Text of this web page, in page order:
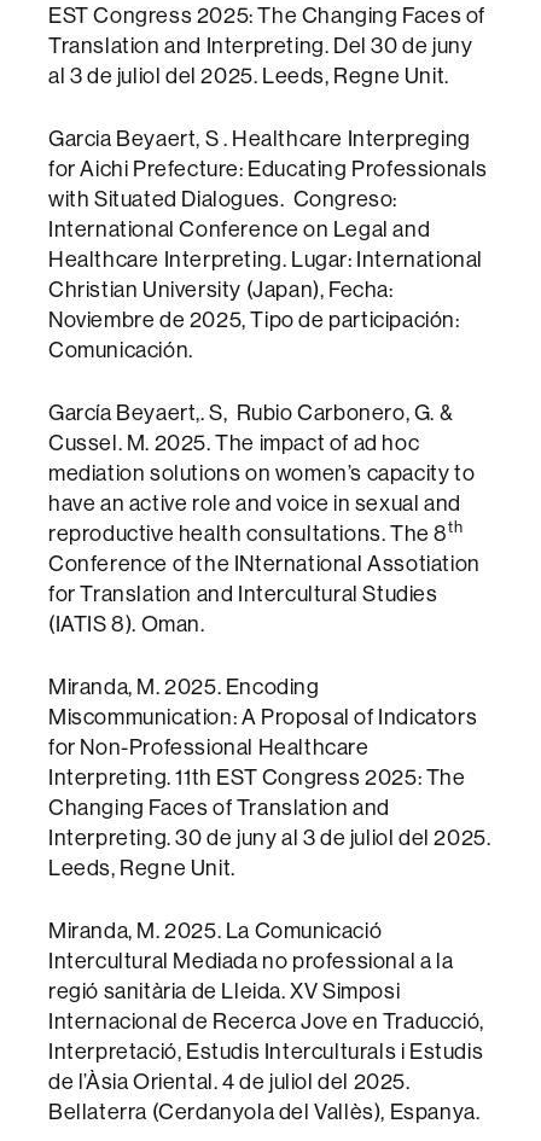
EST Congress 2025: The Changing Faces of
Translation and Interpreting. Del 30 de juny
al 3 de juliol del 2025. Leeds, Regne Unit.
Garcia Beyaert, S . Healthcare Interpreging
for Aichi Prefecture: Educating Professionals
with Situated Dialogues. Congreso:
International Conference on Legal and
Healthcare Interpreting. Lugar: International
Christian University (Japan), Fecha:
Noviembre de 2025, Tipo de participación:
Comunicación.
García Beyaert,. S, Rubio Carbonero, G. &
Cussel. M. 2025. The impact of ad hoc
mediation solutions on women’s capacity to
have an active role and voice in sexual and
reproductive health consultations. The 8th
Conference of the INternational Assotiation
for Translation and Intercultural Studies
(IATIS 8). Oman.
Miranda, M. 2025. Encoding
Miscommunication: A Proposal of Indicators
for Non-Professional Healthcare
Interpreting. 11th EST Congress 2025: The
Changing Faces of Translation and
Interpreting. 30 de juny al 3 de juliol del 2025.
Leeds, Regne Unit.
Miranda, M. 2025. La Comunicació
Intercultural Mediada no professional a la
regió sanitària de Lleida. XV Simposi
Internacional de Recerca Jove en Traducció,
Interpretació, Estudis Interculturals i Estudis
de l’Àsia Oriental. 4 de juliol del 2025.
Bellaterra (Cerdanyola del Vallès), Espanya.